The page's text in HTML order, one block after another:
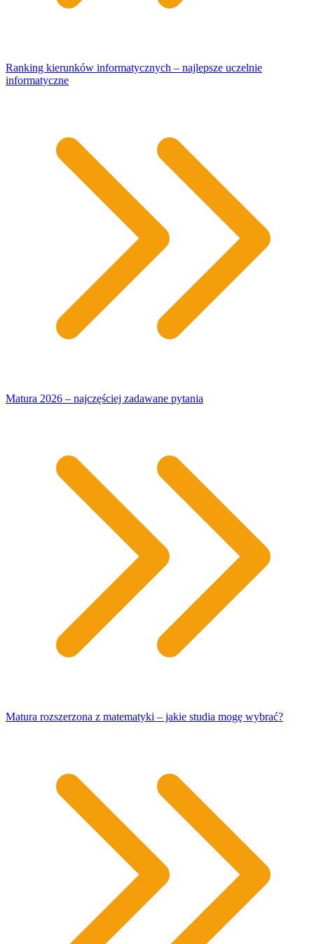
Ranking kierunków informatycznych – najlepsze uczelnie
informatyczne
Matura 2026 – najczęściej zadawane pytania
Matura rozszerzona z matematyki – jakie studia mogę wybrać?